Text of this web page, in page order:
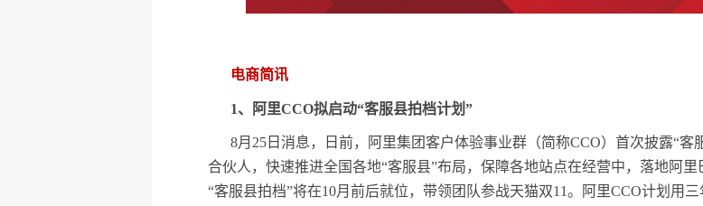
电商简讯
1、阿里CCO拟启动“客服县拍档计划”
8月25日消息，日前，阿里集团客户体验事业群（简称CCO）首次披露“
合伙人，快速推进全国各地“客服县”布局，保障各地站点在经营中，落地阿
“客服县拍档”将在10月前后就位，带领团队参战天猫双11。阿里CCO计划用